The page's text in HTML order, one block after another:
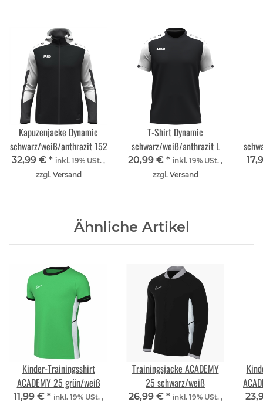
Kapuzenjacke Dynamic
schwarz/weiß/anthrazit 152
32,99 € * inkl. 19% USt. ,
zzgl. Versand
T-Shirt Dynamic
schwarz/weiß/anthrazit L
20,99 € * inkl. 19% USt. ,
zzgl. Versand
Ähnliche Artikel
Kinder-Trainingsshirt
ACADEMY 25 grün/weiß
11,99 € * inkl. 19% USt. ,
Trainingsjacke ACADEMY
25 schwarz/weiß
26,99 € * inkl. 19% USt. ,